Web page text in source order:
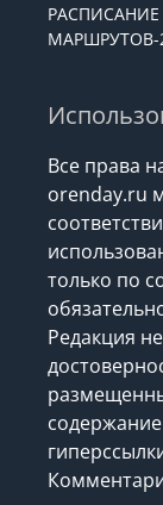
МАРШРУТОВ-
Все права
orenday.ru
только по
Редакция